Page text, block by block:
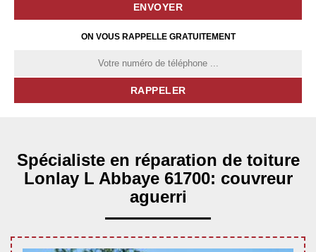
ON VOUS RAPPELLE GRATUITEMENT
Spécialiste en réparation de toiture
Lonlay L Abbaye 61700: couvreur
aguerri